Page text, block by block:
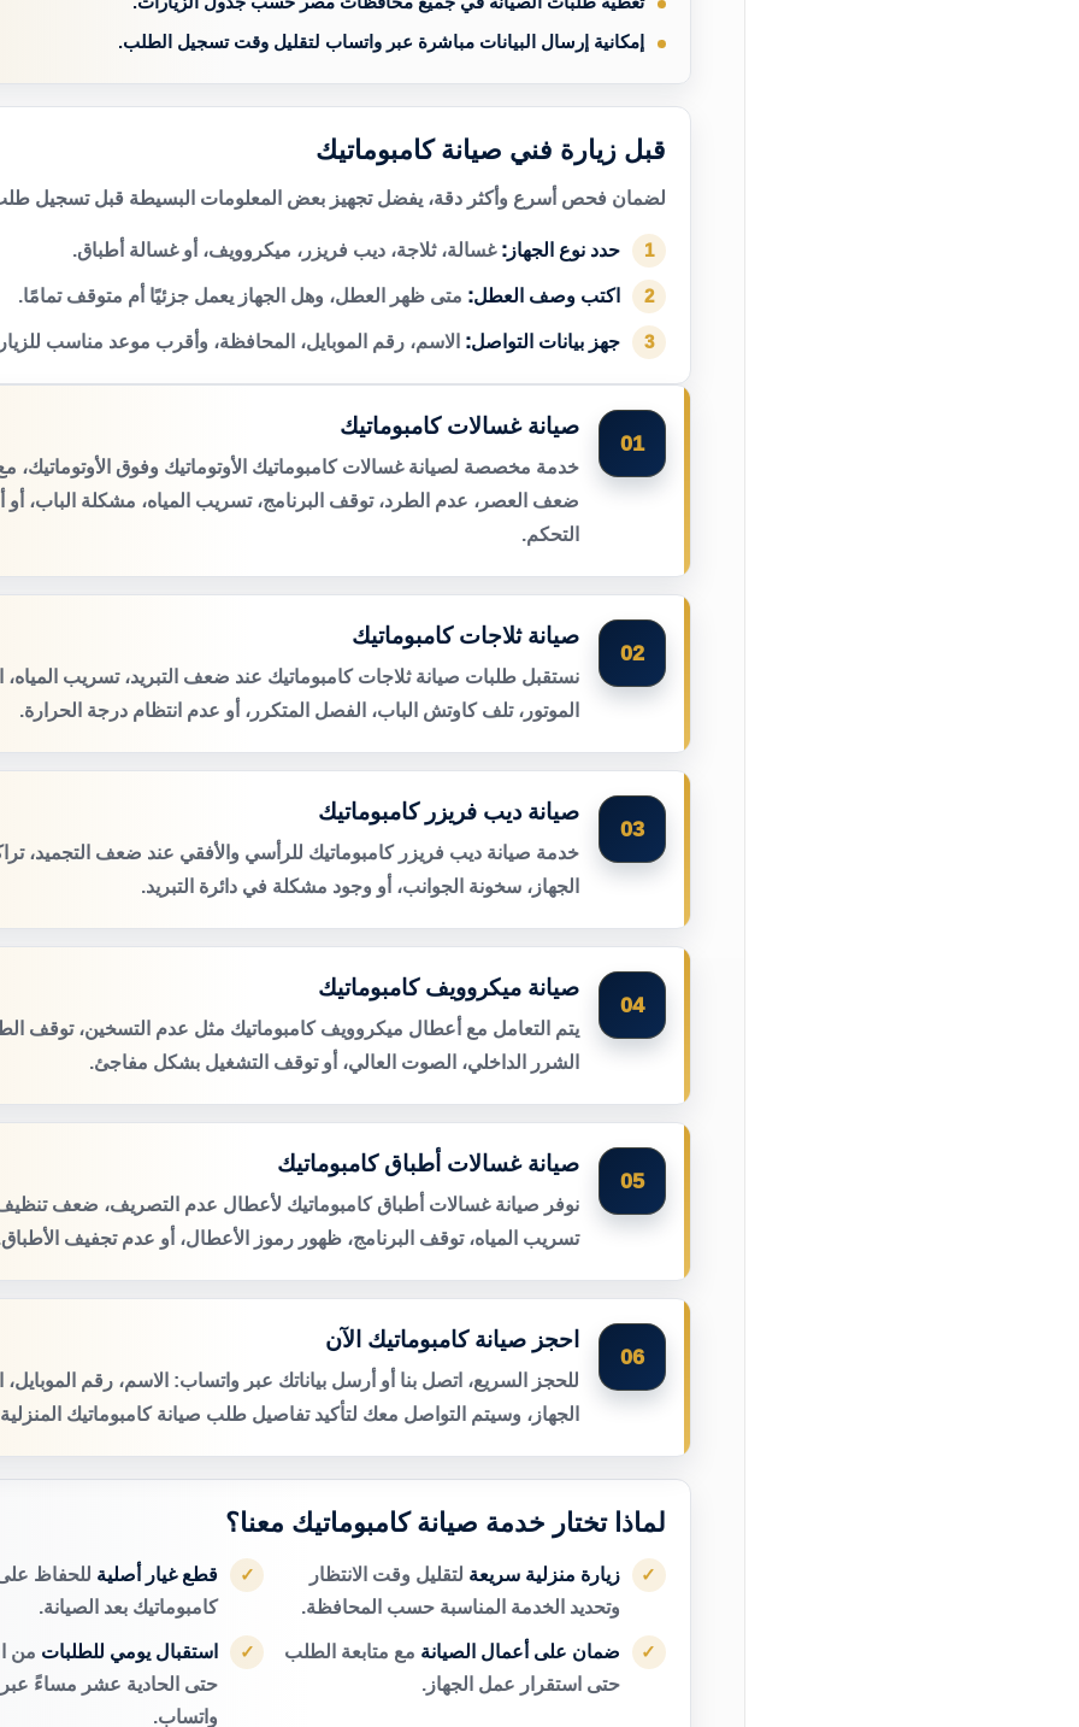
إمكانية إرسال البيانات مباشرة عبر واتساب لتقليل وقت تسجيل الطلب.
قبل زيارة فني صيانة كامبوماتيك
لضمان فحص أسرع وأكثر دقة، يفضل تجهيز بعض المعلومات البسيطة قبل تسجيل
1 حدد نوع الجهاز: غسالة، ثلاجة، ديب فريزر، ميكروويف، أو غسالة أطباق.
2 اكتب وصف العطل: متى ظهر العطل، وهل الجهاز يعمل جزئيًا أم متوقف تمامًا.
3 جهز بيانات التواصل: الاسم، رقم الموبايل، المحافظة، وأقرب موعد مناسب
01
صيانة غسالات كامبوماتيك
خدمة مخصصة لصيانة غسالات كامبوماتيك الأوتوماتيك وفوق
ضعف العصر، عدم الطرد، توقف البرنامج، تسريب المياه، مشكلة الباب،
التحكم.
02
صيانة ثلاجات كامبوماتيك
نستقبل طلبات صيانة ثلاجات كامبوماتيك عند ضعف التبريد، تسريب
الموتور، تلف كاوتش الباب، الفصل المتكرر، أو عدم انتظام درجة الحرارة.
03
صيانة ديب فريزر كامبوماتيك
خدمة صيانة ديب فريزر كامبوماتيك للرأسي والأفقي عند ضعف التجميد،
الجهاز، سخونة الجوانب، أو وجود مشكلة في دائرة التبريد.
04
صيانة ميكروويف كامبوماتيك
يتم التعامل مع أعطال ميكروويف كامبوماتيك مثل عدم التسخين، توقف
الشرر الداخلي، الصوت العالي، أو توقف التشغيل بشكل مفاجئ.
05
صيانة غسالات أطباق كامبوماتيك
نوفر صيانة غسالات أطباق كامبوماتيك لأعطال عدم التصريف، ضعف تنظيف
تسريب المياه، توقف البرنامج، ظهور رموز الأعطال، أو عدم تجفيف
06
احجز صيانة كامبوماتيك الآن
للحجز السريع، اتصل بنا أو أرسل بياناتك عبر واتساب: الاسم، رقم
الجهاز، وسيتم التواصل معك لتأكيد تفاصيل طلب صيانة كامبوماتيك
لماذا تختار خدمة صيانة كامبوماتيك معنا؟
✓ زيارة منزلية سريعة لتقليل وقت الانتظار
وتحديد الخدمة المناسبة حسب المحافظة.
✓ قطع غيار أصلية للحفاظ
كامبوماتيك بعد الصيانة.
✓ ضمان على أعمال الصيانة مع متابعة الطلب
حتى استقرار عمل الجهاز.
✓ استقبال يومي للطلبات من
حتى الحادية عشر مساءً عبر
واتساب.